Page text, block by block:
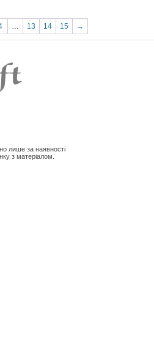
Параметри
можна
вибрати
13 14 15 →
лише за наявності
з матеріалом.